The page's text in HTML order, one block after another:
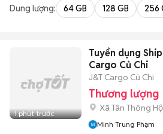
Dung lượng: 64 GB 128 GB 256
1 phút trước
Tuyển dụng
Cargo Củ Chi
J&T Cargo Củ Chi
Thương lượng
Xã Tân Thông
Minh Trung Phạm